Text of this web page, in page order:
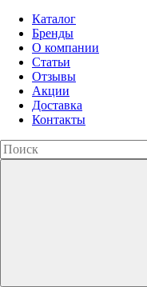
Каталог
Бренды
О компании
Статьи
Отзывы
Акции
Доставка
Контакты